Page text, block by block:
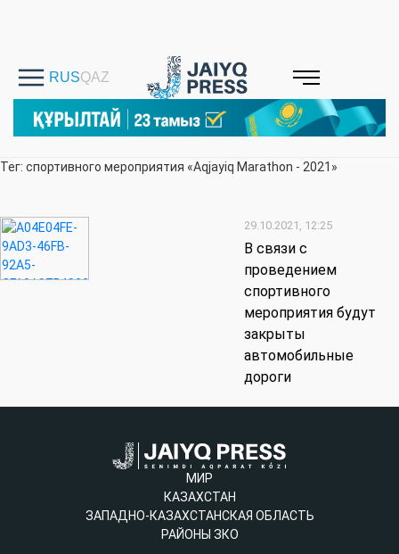
Тег: спортивного мероприятия «Aqjayiq Marathon - 2021»
29.10.2021, 12:25
В связи с
проведением
спортивного
мероприятия будут
закрыты
автомобильные
дороги
МИР
КАЗАХСТАН
ЗАПАДНО-КАЗАХСТАНСКАЯ ОБЛАСТЬ
РАЙОНЫ ЗКО